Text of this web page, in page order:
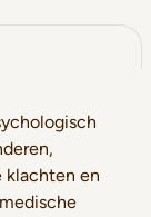
klachten en